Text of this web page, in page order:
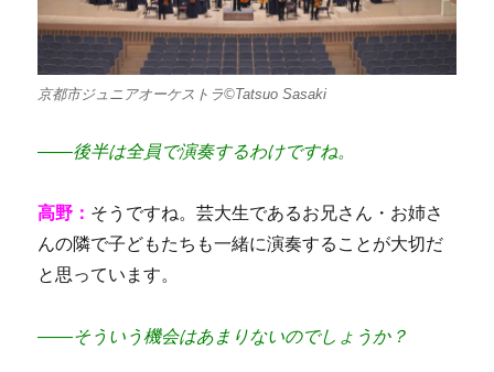
京都市ジュニアオーケストラ©Tatsuo Sasaki
――後半は全員で演奏するわけですね。
高野： そうですね。芸大生であるお兄さん・お姉さ
んの隣で子どもたちも一緒に演奏することが大切だ
と思っています。
――そういう機会はあまりないのでしょうか？